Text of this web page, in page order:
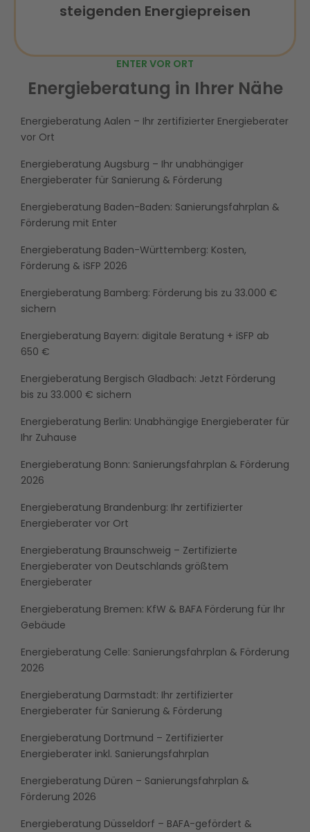
steigenden Energiepreisen
ENTER VOR ORT
Energieberatung in Ihrer Nähe
Energieberatung Aalen – Ihr zertifizierter Energieberater
vor Ort
Energieberatung Augsburg – Ihr unabhängiger
Energieberater für Sanierung & Förderung
Energieberatung Baden-Baden: Sanierungsfahrplan &
Förderung mit Enter
Energieberatung Baden-Württemberg: Kosten,
Förderung & iSFP 2026
Energieberatung Bamberg: Förderung bis zu 33.000 €
sichern
Energieberatung Bayern: digitale Beratung + iSFP ab
650 €
Energieberatung Bergisch Gladbach: Jetzt Förderung
bis zu 33.000 € sichern
Energieberatung Berlin: Unabhängige Energieberater für
Ihr Zuhause
Energieberatung Bonn: Sanierungsfahrplan & Förderung
2026
Energieberatung Brandenburg: Ihr zertifizierter
Energieberater vor Ort
Energieberatung Braunschweig – Zertifizierte
Energieberater von Deutschlands größtem
Energieberater
Energieberatung Bremen: KfW & BAFA Förderung für Ihr
Gebäude
Energieberatung Celle: Sanierungsfahrplan & Förderung
2026
Energieberatung Darmstadt: Ihr zertifizierter
Energieberater für Sanierung & Förderung
Energieberatung Dortmund – Zertifizierter
Energieberater inkl. Sanierungsfahrplan
Energieberatung Düren – Sanierungsfahrplan &
Förderung 2026
Energieberatung Düsseldorf – BAFA-gefördert &